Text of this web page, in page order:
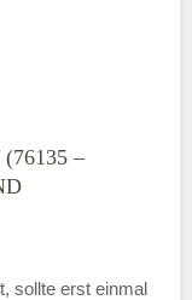
–
sollte erst einmal